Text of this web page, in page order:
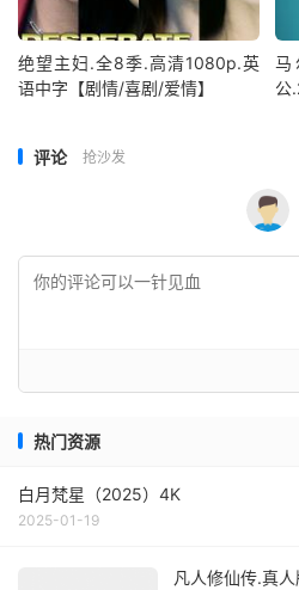
绝望主妇.全8季.高清1080p.英
语中字【剧情/喜剧/爱情】
马
公
评论 抢沙发
热门资源
白月梵星（2025）4K
2025-01-19
凡人修仙传.真